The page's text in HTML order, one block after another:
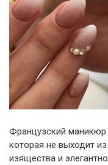
Французский маникюр
которая не выходит
изящества и